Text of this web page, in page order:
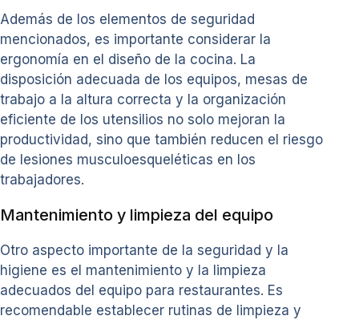
Además de los elementos de seguridad
mencionados, es importante considerar la
ergonomía en el diseño de la cocina. La
disposición adecuada de los equipos, mesas de
trabajo a la altura correcta y la organización
eficiente de los utensilios no solo mejoran la
productividad, sino que también reducen el riesgo
de lesiones musculoesqueléticas en los
trabajadores.
Mantenimiento y limpieza del equipo
Otro aspecto importante de la seguridad y la
higiene es el mantenimiento y la limpieza
adecuados del equipo para restaurantes. Es
recomendable establecer rutinas de limpieza y